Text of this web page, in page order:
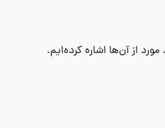
از آن‌ها اشاره کرده‌ایم.